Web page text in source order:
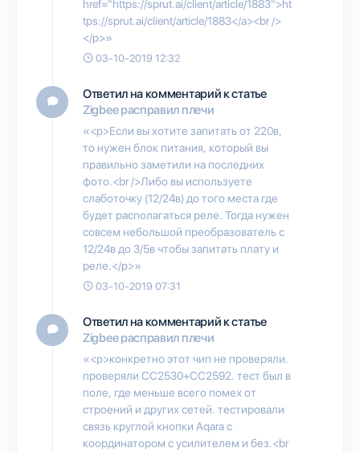
href="https://sprut.ai/client/article/1883">ht
tps://sprut.ai/client/article/1883</a><br />
</p>»
03-10-2019 12:32
Ответил на комментарий к статье
Zigbee расправил плечи
«<p>Если вы хотите запитать от 220в,
то нужен блок питания, который вы
правильно заметили на последних
фото.<br />Либо вы используете
слаботочку (12/24в) до того места где
будет располагаться реле. Тогда нужен
совсем небольшой преобразователь с
12/24в до 3/5в чтобы запитать плату и
реле.</p>»
03-10-2019 07:31
Ответил на комментарий к статье
Zigbee расправил плечи
«<p>конкретно этот чип не проверяли.
проверяли CC2530+CC2592. тест был в
поле, где меньше всего помех от
строений и других сетей. тестировали
связь круглой кнопки Aqara с
координатором с усилителем и без.<br